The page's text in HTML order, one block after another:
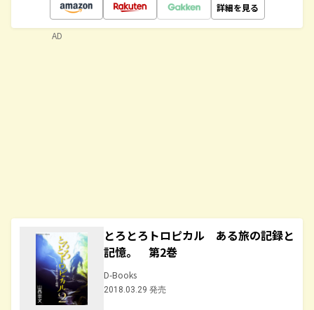
詳細を見る
とろとろトロピカル ある旅の記録と
記憶。 第2巻
D-Books
2018.03.29 発売
AD